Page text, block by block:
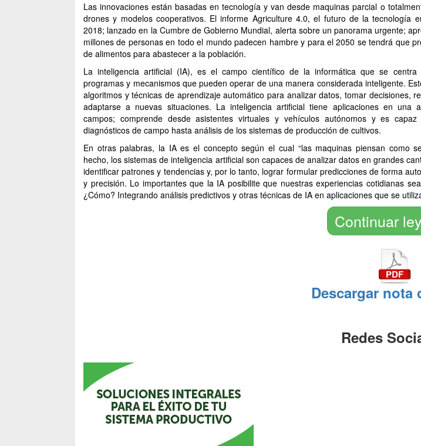
Las innovaciones están basadas en tecnología y van desde maquinas parcial o
drones y modelos cooperativos. El informe Agriculture 4.0, el futuro de la tecnología
2018; lanzado en la Cumbre de Gobierno Mundial, alerta sobre un panorama urgente;
millones de personas en todo el mundo padecen hambre y para el 2050 se tendrá que
de alimentos para abastecer a la población.
La inteligencia artificial (IA), es el campo científico de la informática que se
programas y mecanismos que pueden operar de una manera considerada inteligente.
algoritmos y técnicas de aprendizaje automático para analizar datos, tomar decisiones,
adaptarse a nuevas situaciones. La inteligencia artificial tiene aplicaciones en una
campos; comprende desde asistentes virtuales y vehículos autónomos y es
diagnósticos de campo hasta análisis de los sistemas de producción de cultivos.
En otras palabras, la IA es el concepto según el cual “las maquinas piensan como
hecho, los sistemas de inteligencia artificial son capaces de analizar datos en grandes
identificar patrones y tendencias y, por lo tanto, lograr formular predicciones de forma
y precisión. Lo importantes que la IA posibilite que nuestras experiencias cotidianas
¿Cómo? Integrando análisis predictivos y otras técnicas de IA en aplicaciones que se
Continuar
Descargar nota
Redes